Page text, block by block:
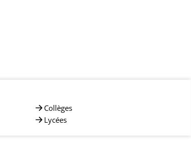
Collèges
Lycées